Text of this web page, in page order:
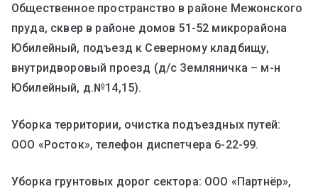
Общественное пространство в районе Межонского
пруда, сквер в районе домов 51-52 микрорайона
Юбилейный, подъезд к Северному кладбищу,
внутридворовый проезд (д/с Земляничка – м-н
Юбилейный, д.№14,15).
Уборка территории, очистка подъездных путей:
ООО «Росток», телефон диспетчера 6-22-99.
Уборка грунтовых дорог сектора: ООО «Партнёр»,